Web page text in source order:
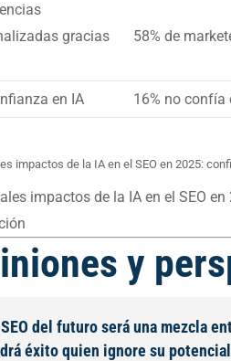
gracias
58% de
en IA 16% no confía
impactos de la IA en el SEO en 2025:
impactos de la IA en el SEO
y
SEO del futuro será una mezcla
éxito quien ignore su